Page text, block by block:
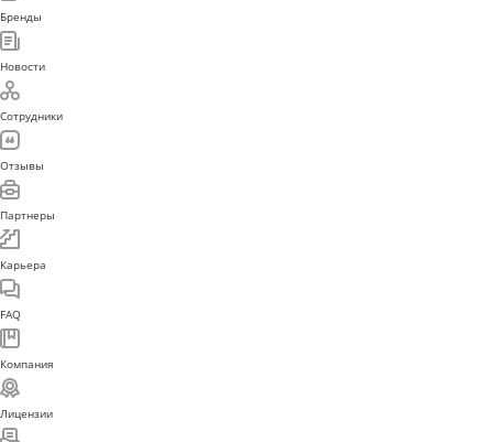
Бренды
Новости
Сотрудники
Отзывы
Партнеры
Карьера
FAQ
Компания
Лицензии